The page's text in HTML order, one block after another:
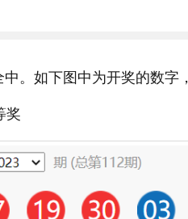
。如下图中为开奖的数
奖